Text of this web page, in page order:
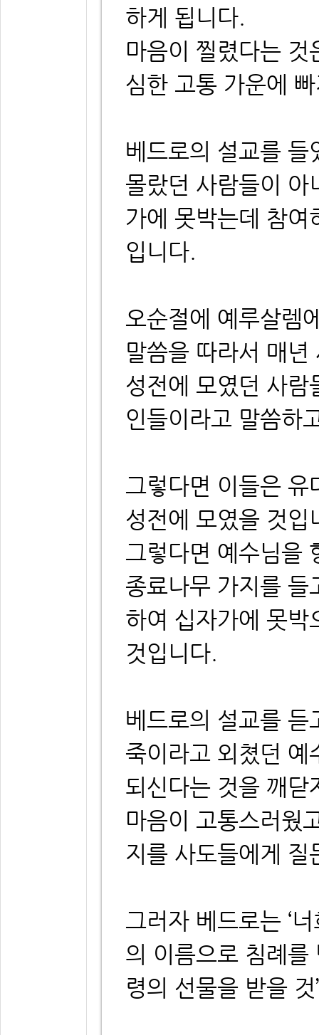
하게 됩니다.
마음이 찔렸다는
심한 고통 가운에
베드로의 설교를 들
몰랐던 사람들이 아
가에 못박는데 참여
입니다.
오순절에 예루살렘
말씀을 따라서 매
성전에 모였던 사
인들이라고 말씀하
그렇다면 이들은 유
성전에 모였을 것입
그렇다면 예수님을
종료나무 가지를
하여 십자가에 못박
것입니다.
베드로의 설교를
죽이라고 외쳤던 예
되신다는 것을 깨닫
마음이 고통스러웠
지를 사도들에게 질
그러자 베드로는 ‘
의 이름으로 침례를
령의 선물을 받을